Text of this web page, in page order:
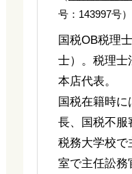
号：143997号）
国税OB税理
士）。税理士
本店代表。
国税在籍時に
長、国税不服
税務大学校で
室で主任訟務